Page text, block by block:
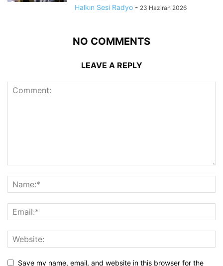
Halkın Sesi Radyo - 23 Haziran 2026
NO COMMENTS
LEAVE A REPLY
Save my name, email, and website in this browser for the